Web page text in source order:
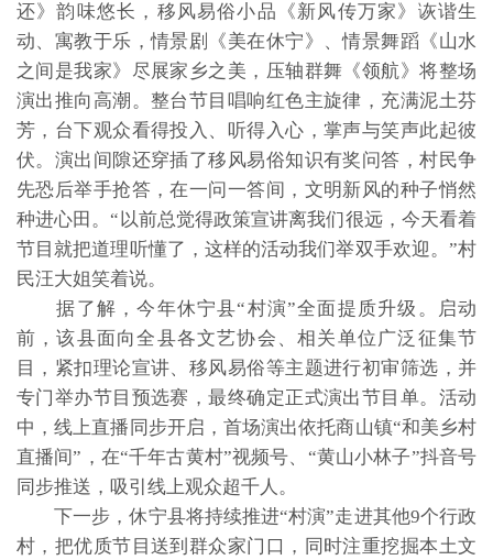
还》韵味悠长，移风易俗小品《新风传万家》诙谐生
动、寓教于乐，情景剧《美在休宁》、情景舞蹈《山水
之间是我家》尽展家乡之美，压轴群舞《领航》将整场
演出推向高潮。整台节目唱响红色主旋律，充满泥土芬
芳，台下观众看得投入、听得入心，掌声与笑声此起彼
伏。演出间隙还穿插了移风易俗知识有奖问答，村民争
先恐后举手抢答，在一问一答间，文明新风的种子悄然
种进心田。“以前总觉得政策宣讲离我们很远，今天看着
节目就把道理听懂了，这样的活动我们举双手欢迎。”村
民汪大姐笑着说。
据了解，今年休宁县“村演”全面提质升级。启动
前，该县面向全县各文艺协会、相关单位广泛征集节
目，紧扣理论宣讲、移风易俗等主题进行初审筛选，并
专门举办节目预选赛，最终确定正式演出节目单。活动
中，线上直播同步开启，首场演出依托商山镇“和美乡村
直播间”，在“千年古黄村”视频号、“黄山小林子”抖音号
同步推送，吸引线上观众超千人。
下一步，休宁县将持续推进“村演”走进其他9个行政
村，把优质节目送到群众家门口，同时注重挖掘本土文